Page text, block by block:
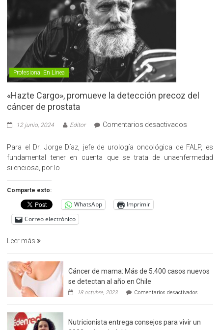
Profesional En Línea
«Hazte Cargo», promueve la detección precoz del
cáncer de prostata
12 junio, 2024 Editor Comentarios desactivados
Cargo»,
promueve
Para el Dr. Jorge Díaz, jefe de urología oncológica de FALP, es
fundamental tener en cuenta que se trata de unaenfermedad
silenciosa, por lo
Comparte esto:
WhatsApp
Imprimir
Correo electrónico
Leer más
Cáncer de mama: Más de 5.400 casos nuevos
se detectan al año en Chile
18 octubre, 2023 Comentarios desactivados
de
Más
Nutricionista entrega consejos para vivir un